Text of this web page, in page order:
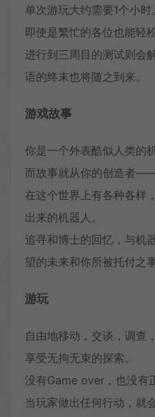
单次游玩大约需要1个小时。
即使是繁忙的各位也能轻
进行到三周目的测试则会
语的终末也将随之到来。
游戏故事
你是一个外表酷似人类的
而故事就从你的创造者——
在这个世界上有各种各样
出来的机器人。
追寻和博士的回忆，与机
望的未来和你所被托付之事
游玩
自由地移动，交谈，调查
享受无拘无束的探索。
没有Game over，也没有
当玩家做出任何行动，就